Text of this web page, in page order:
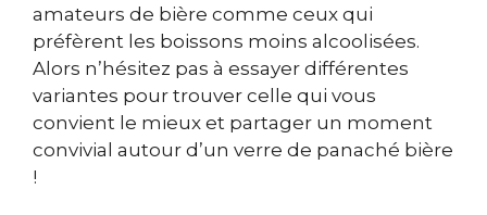
amateurs de bière comme ceux qui
préfèrent les boissons moins alcoolisées.
Alors n’hésitez pas à essayer différentes
variantes pour trouver celle qui vous
convient le mieux et partager un moment
convivial autour d’un verre de panaché bière
!